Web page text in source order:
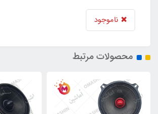
ناموجود
محصولات مرتبط